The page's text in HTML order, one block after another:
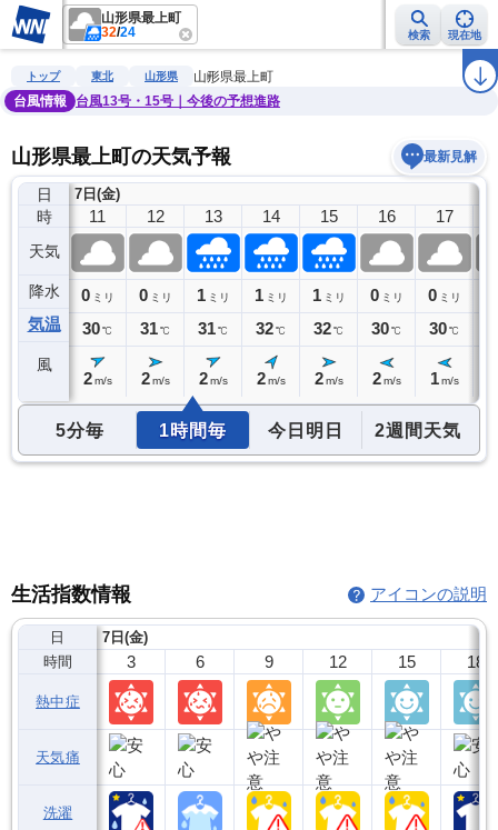
山形県最上町
32/24 検索 現在地
雨雲レーダー 台風情報 地震情報 ラ
トップ 東北 山形県
山形県最上町
台風情報
台風13号・15号｜今後の予想進路
山形県最上町の天気予報 最新見解
日
時
天気
降水
気温
風
7日(金)
10
0ミリ
29℃
11
0 ミリ
30℃
2 m/s
12
0 ミリ
31℃
2 m/s
13
1 ミリ
31℃
2 m/s
14
1 ミリ
32℃
2 m/s
15
1 ミリ
32℃
2 m/s
16
0 ミリ
30℃
2 m/s
17
0 ミリ
30℃
1 m/s
5分毎 1時間毎 今日明日 2週間天気
生活指数情報 アイコンの説明
日
時間
熱中症
天気痛
洗濯
7日(金)
3 6 9 12 15 18